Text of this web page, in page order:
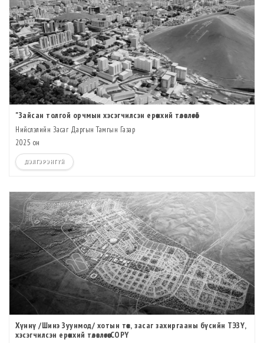
"Зайсан толгой орчмын хэсэгчилсэн ерөнхий төлөвлөгөө"
Нийслэлийн Засаг Даргын Тамгын Газар
2025 он
ДЭЛГЭРЭНГҮЙ
Хүннү /Шинэ Зуунмод/ хотын төв, засаг захиргааны бүсийн ТЭЗҮ,
хэсэгчилсэн ерөнхий төлөвлөгөө COPY